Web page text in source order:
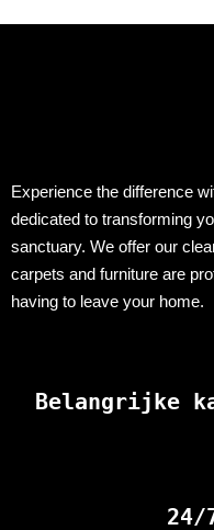
Experience the difference
dedicated to transforming
sanctuary. We offer our
carpets and furniture are
having to leave your home.
Belangrijke
24/